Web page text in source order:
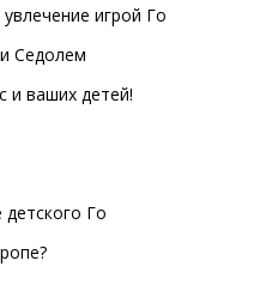
игрой Го
Седолем
и ваших детей!
Го